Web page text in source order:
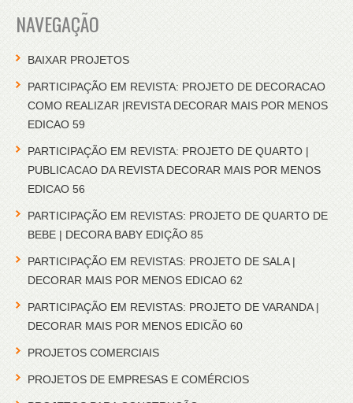
NAVEGAÇÃO
BAIXAR PROJETOS
PARTICIPAÇÃO EM REVISTA: PROJETO DE DECORACAO
COMO REALIZAR |REVISTA DECORAR MAIS POR MENOS
EDICAO 59
PARTICIPAÇÃO EM REVISTA: PROJETO DE QUARTO |
PUBLICACAO DA REVISTA DECORAR MAIS POR MENOS
EDICAO 56
PARTICIPAÇÃO EM REVISTAS: PROJETO DE QUARTO DE
BEBE | DECORA BABY EDIÇÃO 85
PARTICIPAÇÃO EM REVISTAS: PROJETO DE SALA |
DECORAR MAIS POR MENOS EDICAO 62
PARTICIPAÇÃO EM REVISTAS: PROJETO DE VARANDA |
DECORAR MAIS POR MENOS EDICÃO 60
PROJETOS COMERCIAIS
PROJETOS DE EMPRESAS E COMÉRCIOS